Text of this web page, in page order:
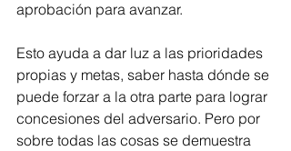
aprobación para avanzar.
Esto ayuda a dar luz a las prioridades
propias y metas, saber hasta dónde se
puede forzar a la otra parte para lograr
concesiones del adversario. Pero por
sobre todas las cosas se demuestra